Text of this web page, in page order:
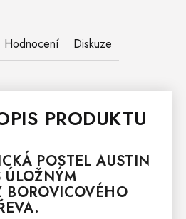
Hodnocení Diskuze
PRODUKTU
POSTEL AUSTIN
BOROVICOVÉHO